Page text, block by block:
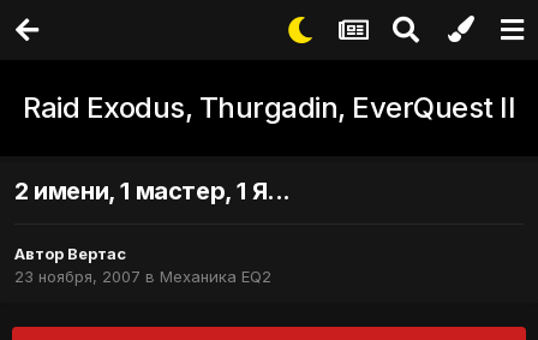
Raid Exodus, Thurgadin, EverQuest II
2 имени, 1 мастер, 1 Я...
Автор Вертас
23 ноября, 2007 в Механика EQ2